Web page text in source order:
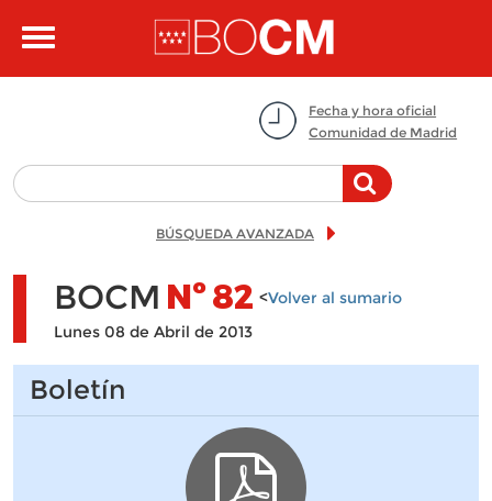
Toggle
Fecha y hora oficial
Comunidad de Madrid
BÚSQUEDA AVANZADA
BOCM Nº82 <Volver al sumario
Lunes 08 de Abril de 2013
Boletín